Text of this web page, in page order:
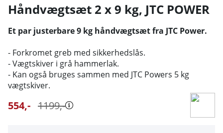
Håndvægtsæt 2 x 9 kg, JTC POWER
Et par justerbare 9 kg håndvægtsæt fra JTC Power.
- Forkromet greb med sikkerhedslås.
- Vægtskiver i grå hammerlak.
- Kan også bruges sammen med JTC Powers 5 kg
vægtskiver.
1199,-
554,-